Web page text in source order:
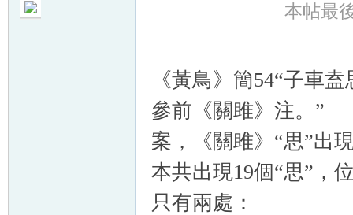
本帖最
《黃鳥》簡54“子車
參前《關雎》注。”
案，《關雎》“思”出
本共出現19個“思”，
只有兩處：